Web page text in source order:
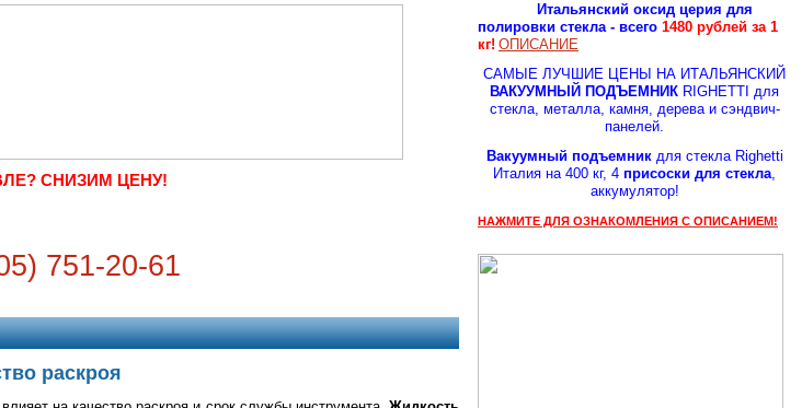
СНИЗИМ ЦЕНУ!
751-20-61
раскроя
Итальянский оксид церия для
полировки стекла - всего 1480 рублей за 1
кг! ОПИСАНИЕ
CАМЫЕ ЛУЧШИЕ ЦЕНЫ НА ИТАЛЬЯНСКИЙ
ВАКУУМНЫЙ ПОДЪЕМНИК RIGHETTI для
стекла, металла, камня, дерева и сэндвич-
панелей.
Вакуумный подъемникдля стекла Righetti
Италия на 400 кг, 4 присоски для стекла,
аккумулятор!
НАЖМИТЕ ДЛЯ ОЗНАКОМЛЕНИЯ С ОПИСАНИЕМ!